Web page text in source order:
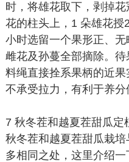
时，将雄花取下，剥掉
花的柱头上，1 朵雄花授
小时选留一个果形正、无
雌花及孙蔓全部摘除。
料绳直接拴系果柄的近
不承受拉力，有利于养分
7 秋冬茬和越夏茬甜瓜定
秋冬茬和越夏茬甜瓜栽
多相同之处，这里介绍一